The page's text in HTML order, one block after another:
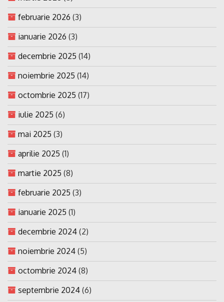
februarie 2026 (3)
ianuarie 2026 (3)
decembrie 2025 (14)
noiembrie 2025 (14)
octombrie 2025 (17)
iulie 2025 (6)
mai 2025 (3)
aprilie 2025 (1)
martie 2025 (8)
februarie 2025 (3)
ianuarie 2025 (1)
decembrie 2024 (2)
noiembrie 2024 (5)
octombrie 2024 (8)
septembrie 2024 (6)